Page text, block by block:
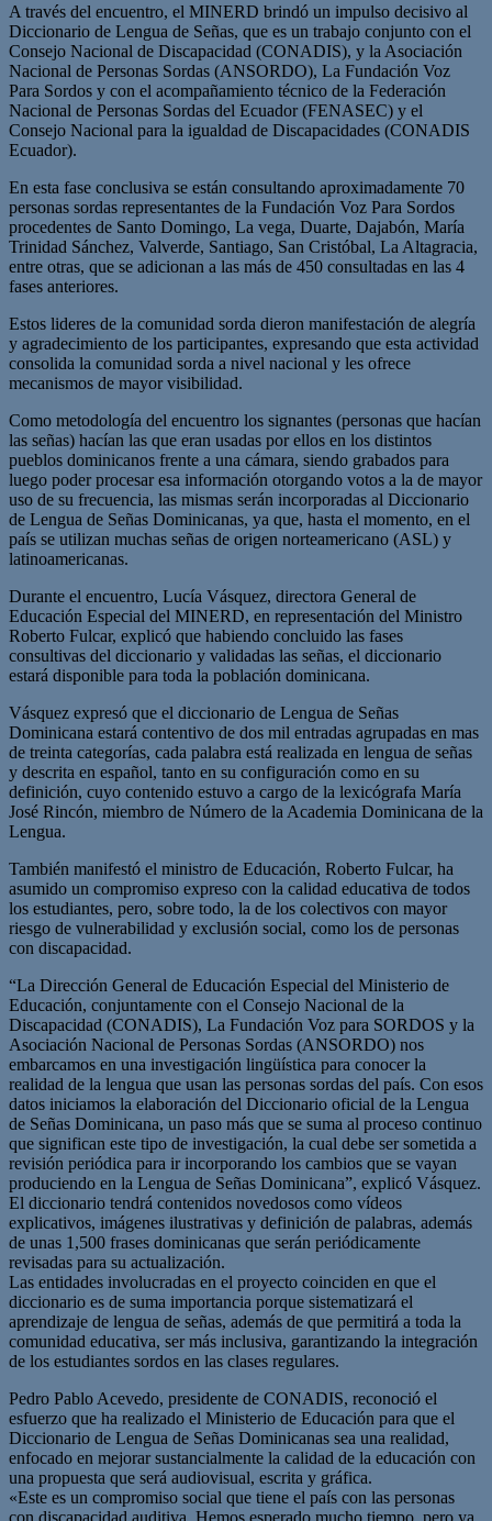
A través del encuentro, el MINERD brindó un impulso decisivo al
Diccionario de Lengua de Señas, que es un trabajo conjunto con el
Consejo Nacional de Discapacidad (CONADIS), y la Asociación
Nacional de Personas Sordas (ANSORDO), La Fundación Voz
Para Sordos y con el acompañamiento técnico de la Federación
Nacional de Personas Sordas del Ecuador (FENASEC) y el
Consejo Nacional para la igualdad de Discapacidades (CONADIS
Ecuador).
En esta fase conclusiva se están consultando aproximadamente 70
personas sordas representantes de la Fundación Voz Para Sordos
procedentes de Santo Domingo, La vega, Duarte, Dajabón, María
Trinidad Sánchez, Valverde, Santiago, San Cristóbal, La Altagracia,
entre otras, que se adicionan a las más de 450 consultadas en las 4
fases anteriores.
Estos lideres de la comunidad sorda dieron manifestación de alegría
y agradecimiento de los participantes, expresando que esta actividad
consolida la comunidad sorda a nivel nacional y les ofrece
mecanismos de mayor visibilidad.
Como metodología del encuentro los signantes (personas que hacían
las señas) hacían las que eran usadas por ellos en los distintos
pueblos dominicanos frente a una cámara, siendo grabados para
luego poder procesar esa información otorgando votos a la de mayor
uso de su frecuencia, las mismas serán incorporadas al Diccionario
de Lengua de Señas Dominicanas, ya que, hasta el momento, en el
país se utilizan muchas señas de origen norteamericano (ASL) y
latinoamericanas.
Durante el encuentro, Lucía Vásquez, directora General de
Educación Especial del MINERD, en representación del Ministro
Roberto Fulcar, explicó que habiendo concluido las fases
consultivas del diccionario y validadas las señas, el diccionario
estará disponible para toda la población dominicana.
Vásquez expresó que el diccionario de Lengua de Señas
Dominicana estará contentivo de dos mil entradas agrupadas en mas
de treinta categorías, cada palabra está realizada en lengua de señas
y descrita en español, tanto en su configuración como en su
definición, cuyo contenido estuvo a cargo de la lexicógrafa María
José Rincón, miembro de Número de la Academia Dominicana de la
Lengua.
También manifestó el ministro de Educación, Roberto Fulcar, ha
asumido un compromiso expreso con la calidad educativa de todos
los estudiantes, pero, sobre todo, la de los colectivos con mayor
riesgo de vulnerabilidad y exclusión social, como los de personas
con discapacidad.
“La Dirección General de Educación Especial del Ministerio de
Educación, conjuntamente con el Consejo Nacional de la
Discapacidad (CONADIS), La Fundación Voz para SORDOS y la
Asociación Nacional de Personas Sordas (ANSORDO) nos
embarcamos en una investigación lingüística para conocer la
realidad de la lengua que usan las personas sordas del país. Con esos
datos iniciamos la elaboración del Diccionario oficial de la Lengua
de Señas Dominicana, un paso más que se suma al proceso continuo
que significan este tipo de investigación, la cual debe ser sometida a
revisión periódica para ir incorporando los cambios que se vayan
produciendo en la Lengua de Señas Dominicana”, explicó Vásquez.
El diccionario tendrá contenidos novedosos como vídeos
explicativos, imágenes ilustrativas y definición de palabras, además
de unas 1,500 frases dominicanas que serán periódicamente
revisadas para su actualización.
Las entidades involucradas en el proyecto coinciden en que el
diccionario es de suma importancia porque sistematizará el
aprendizaje de lengua de señas, además de que permitirá a toda la
comunidad educativa, ser más inclusiva, garantizando la integración
de los estudiantes sordos en las clases regulares.
Pedro Pablo Acevedo, presidente de CONADIS, reconoció el
esfuerzo que ha realizado el Ministerio de Educación para que el
Diccionario de Lengua de Señas Dominicanas sea una realidad,
enfocado en mejorar sustancialmente la calidad de la educación con
una propuesta que será audiovisual, escrita y gráfica.
«Este es un compromiso social que tiene el país con las personas
con discapacidad auditiva. Hemos esperado mucho tiempo, pero ya